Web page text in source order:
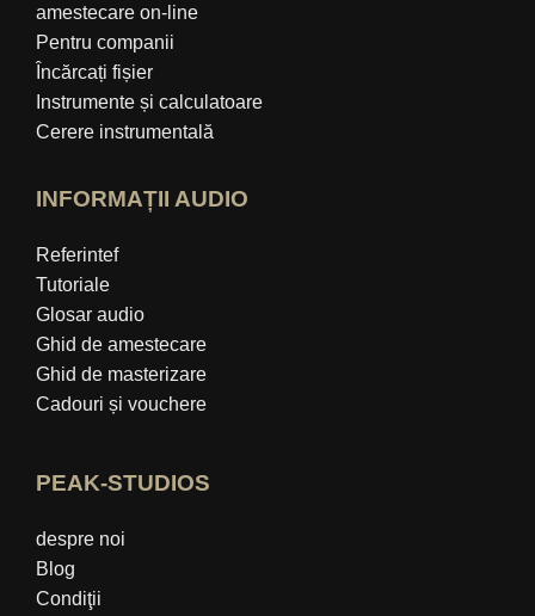
amestecare on-line
Pentru companii
Încărcați fișier
Instrumente și calculatoare
Cerere instrumentală
INFORMAȚII AUDIO
Referintef
Tutoriale
Glosar audio
Ghid de amestecare
Ghid de masterizare
Cadouri și vouchere
PEAK-STUDIOS
despre noi
Blog
Condiţii